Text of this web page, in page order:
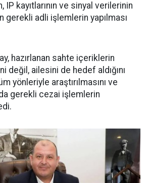
IP kayıtlarının ve sinyal verilerinin
adli işlemlerin yapılması
hazırlanan sahte içeriklerin
değil, ailesini de hedef aldığını
yönleriyle araştırılmasını ve
gerekli cezai işlemlerin